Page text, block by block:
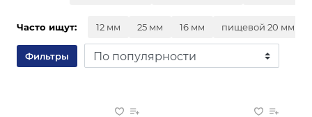
Часто ищут: 12 мм 25 мм 16 мм пищевой 20 мм
Фильтры